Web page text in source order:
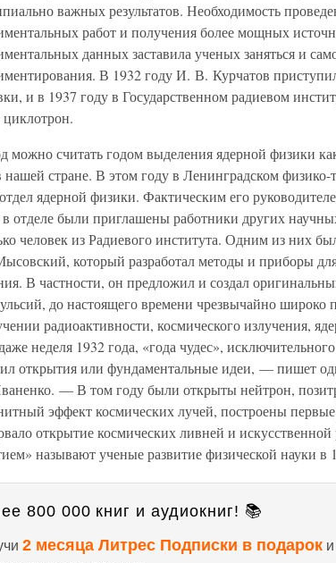
важных результатов. Необходимость
работ и получения более мощных
данных заставила ученых заняться и
В 1932 году И. В. Курчатов
и в 1937 году в Государственном радиевом
можно считать годом выделения ядерной физики
нашей стране. В этом году в Ленинградском физико-
ядерной физики. Фактическим его
отделе были приглашены работники других
человек из Радиевого института. Одним из них
который разработал методы и приборы
В частности, он предложил и создал
до настоящего времени чрезвычайно широко
радиоактивности, космического излучения,
неделя 1932 года, «года чудес»,
открытия или фундаментальные идеи, — пишет
— В том году были открыты нейтрон,
эффект космических лучей, построены
открытие космических ливней и
называют ученые развитие физической науки в
800 000 книг и аудиокниг! 📚
2 месяца Литрес Подписки в подарок